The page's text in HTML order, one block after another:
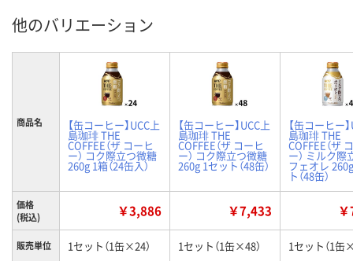
他のバリエーション
商品名 【缶コーヒー】UCC上
島珈琲 THE
COFFEE（ザ コーヒ
ー） コク際立つ微糖
260g 1箱（24缶入）
【缶コーヒー】UCC上
島珈琲 THE
COFFEE（ザ コーヒ
ー） コク際立つ微糖
260g 1セット（48缶）
【缶コーヒー
島珈琲 THE
COFFEE（ザ
ー） ミルク際
フェオレ
ト（48缶）
価格
(税込)
￥3,886 ￥7,433
販売単位 1セット（1缶×24） 1セット（1缶×48） 1セット（1缶